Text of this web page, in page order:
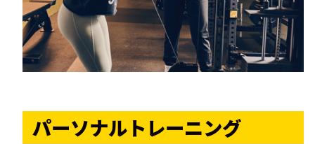
パーソナルトレーニング